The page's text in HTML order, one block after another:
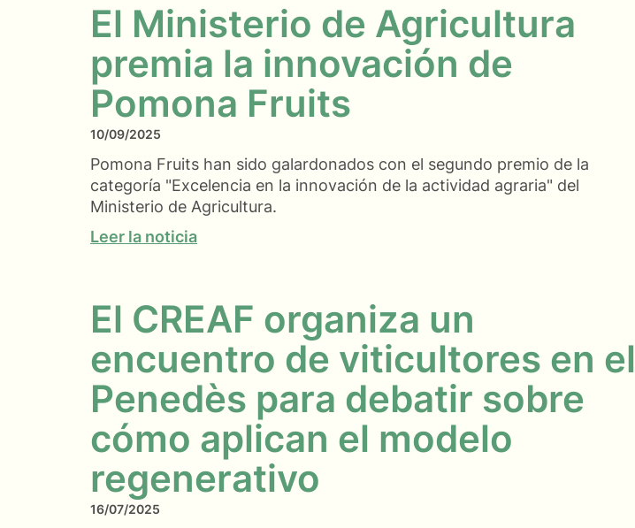
El Ministerio de Agricultura
premia la innovación de
Pomona Fruits
10/09/2025
Pomona Fruits han sido galardonados con el segundo premio de la
categoría "Excelencia en la innovación de la actividad agraria" del
Ministerio de Agricultura.
Leer la noticia
El CREAF organiza un
encuentro de viticultores en el
Penedès para debatir sobre
cómo aplican el modelo
regenerativo
16/07/2025